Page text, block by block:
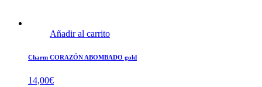
Añadir al carrito
Charm CORAZÓN ABOMBADO gold
14,00€